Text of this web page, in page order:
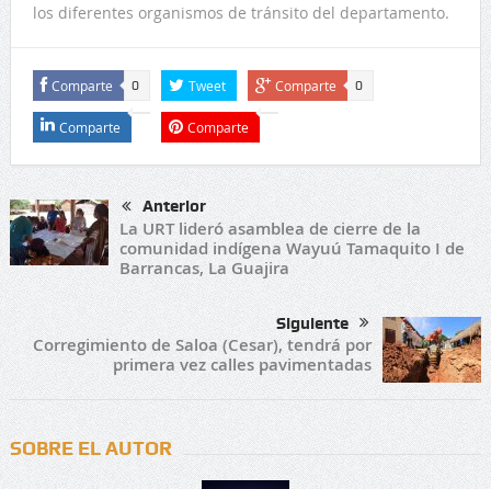
los diferentes organismos de tránsito del departamento.
Comparte 0 Tweet Comparte 0
Comparte Comparte
Anterior
La URT lideró asamblea de cierre de la
comunidad indígena Wayuú Tamaquito I de
Barrancas, La Guajira
Siguiente
Corregimiento de Saloa (Cesar), tendrá por
primera vez calles pavimentadas
SOBRE EL AUTOR